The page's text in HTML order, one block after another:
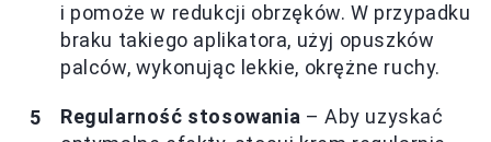
i pomoże w redukcji obrzęków. W przypadku
braku takiego aplikatora, użyj opuszków
palców, wykonując lekkie, okrężne ruchy.
Regularność stosowania – Aby uzyskać